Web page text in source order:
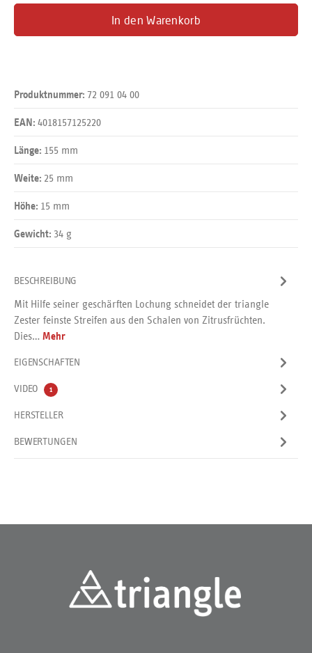
In den Warenkorb
Produktnummer: 72 091 04 00
EAN: 4018157125220
Länge: 155 mm
Weite: 25 mm
Höhe: 15 mm
Gewicht: 34 g
BESCHREIBUNG
Mit Hilfe seiner geschärften Lochung schneidet der triangle
Zester feinste Streifen aus den Schalen von Zitrusfrüchten.
Dies… Mehr
EIGENSCHAFTEN
VIDEO 1
HERSTELLER
BEWERTUNGEN